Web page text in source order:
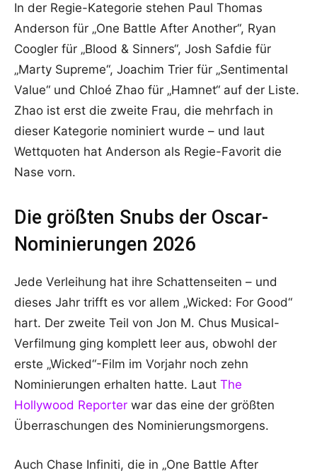
In der Regie-Kategorie stehen Paul Thomas
Anderson für „One Battle After Another“, Ryan
Coogler für „Blood & Sinners“, Josh Safdie für
„Marty Supreme“, Joachim Trier für „Sentimental
Value“ und Chloé Zhao für „Hamnet“ auf der Liste.
Zhao ist erst die zweite Frau, die mehrfach in
dieser Kategorie nominiert wurde – und laut
Wettquoten hat Anderson als Regie-Favorit die
Nase vorn.
Die größten Snubs der Oscar-
Nominierungen 2026
Jede Verleihung hat ihre Schattenseiten – und
dieses Jahr trifft es vor allem „Wicked: For Good“
hart. Der zweite Teil von Jon M. Chus Musical-
Verfilmung ging komplett leer aus, obwohl der
erste „Wicked“-Film im Vorjahr noch zehn
Nominierungen erhalten hatte. Laut The
Hollywood Reporter war das eine der größten
Überraschungen des Nominierungsmorgens.
Auch Chase Infiniti, die in „One Battle After